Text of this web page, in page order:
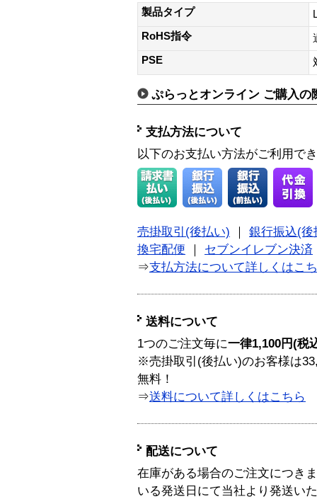
製品タイプ
RoHS指令
PSE
ぷらっとオンライン ご購入の
支払方法について
以下のお支払い方法がご利用で
売掛取引(後払い)
銀行振込(後
換宅配便
セブンイレブン決済
⇒支払方法について詳しくはこ
送料について
1つのご注文毎に一律1,100円(税
※売掛取引(後払い)のお客様は
無料！
⇒送料について詳しくはこちら
配送について
在庫がある場合のご注文につき
いる発送日にて当社より発送い